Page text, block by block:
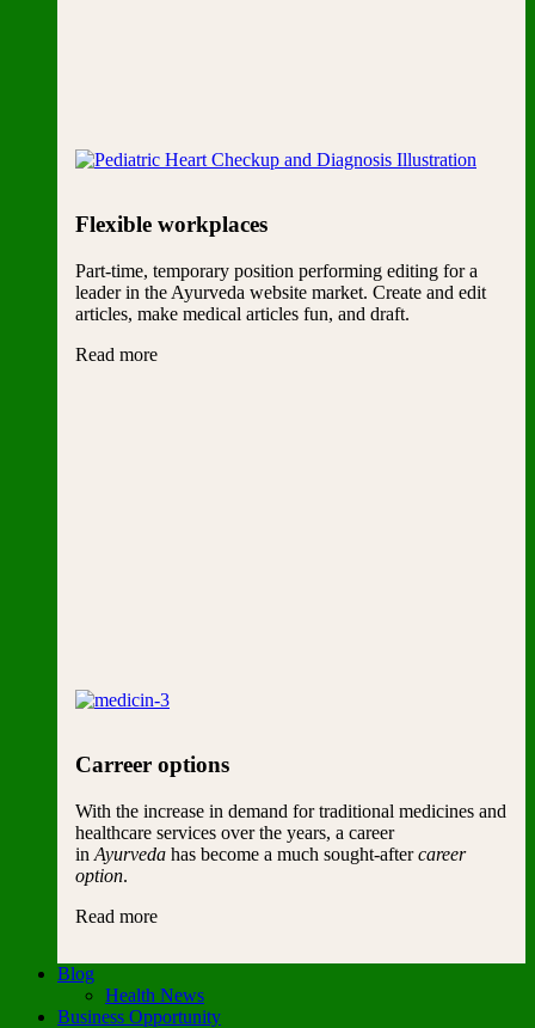
Flexible workplaces
Part-time, temporary position performing editing for a
leader in the Ayurveda website market. Create and edit
articles, make medical articles fun, and draft.
Read more
Carreer options
With the increase in demand for traditional medicines and
healthcare services over the years, a career
in Ayurveda has become a much sought-aftercareer
option.
Read more
Blog
Health News
Business Opportunity